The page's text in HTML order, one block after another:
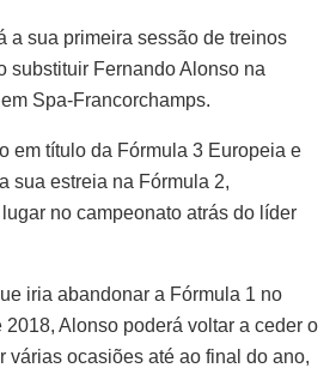
a sua primeira sessão de treinos
substituir Fernando Alonso na
Spa-Francorchamps.
em título da Fórmula 3 Europeia e
sua estreia na Fórmula 2,
no campeonato atrás do líder
iria abandonar a Fórmula 1 no
Alonso poderá voltar a ceder o
várias ocasiões até ao final do ano,